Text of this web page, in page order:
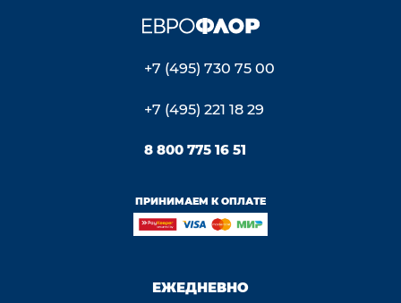
+7 (495) 730 75 00
+7 (495) 221 18 29
8 800 775 16 51
ПРИНИМАЕМ К ОПЛАТЕ
ЕЖЕДНЕВНО